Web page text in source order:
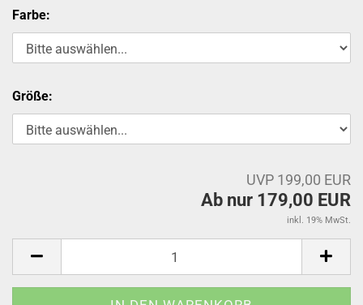
Farbe:
Größe:
UVP 199,00 EUR
Ab nur 179,00 EUR
inkl. 19% MwSt.